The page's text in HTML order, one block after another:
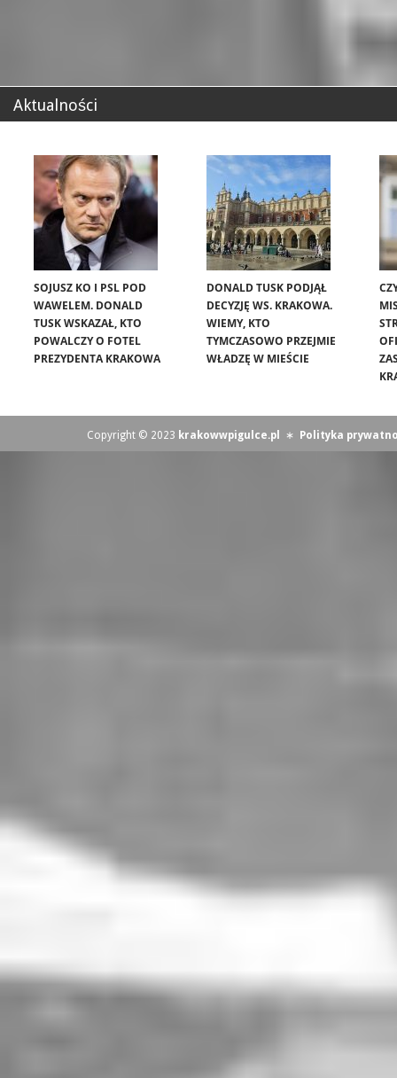
Aktualności
SOJUSZ KO I PSL POD
WAWELEM. DONALD
TUSK WSKAZAŁ, KTO
POWALCZY O FOTEL
PREZYDENTA KRAKOWA
DONALD TUSK PODJĄŁ
DECYZJĘ WS. KRAKOWA.
WIEMY, KTO
TYMCZASOWO PRZEJMIE
WŁADZĘ W MIEŚCIE
Copyright © 2023 krakowwpigulce.pl ∗ Polityka